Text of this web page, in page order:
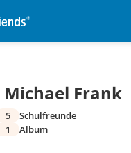
Frank
5
Schulfreunde
1
Album